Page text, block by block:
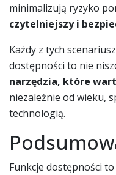
minimalizują ryzyko
czytelniejszy i
Każdy z tych
dostępności to nie
narzędzia, które
niezależnie od wieku,
technologią.
Funkcje dostępności